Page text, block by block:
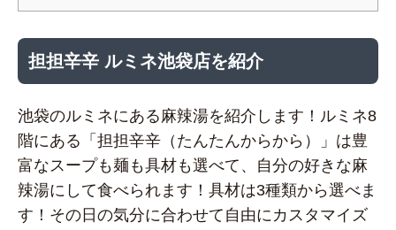
担担辛辛 ルミネ池袋店を紹介
池袋のルミネにある麻辣湯を紹介します！ルミネ8
階にある「担担辛辛（たんたんからから）」は豊
富なスープも麺も具材も選べて、自分の好きな麻
辣湯にして食べられます！具材は3種類から選べま
す！その日の気分に合わせて自由にカスタマイズ